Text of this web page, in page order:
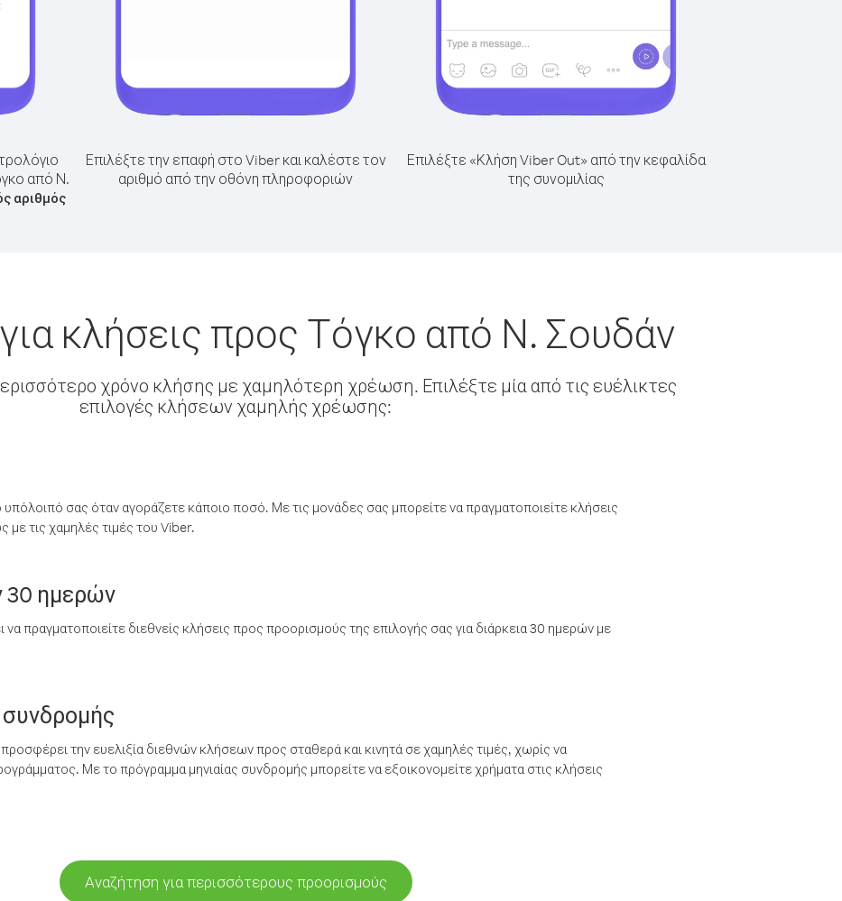
από Ν.
αριθμός
Επιλέξτε την επαφή στο Viber και καλέστε τον
αριθμό από την οθόνη πληροφοριών
Επιλέξτε «Κλήση Viber Out» από την κεφαλίδα
της συνομιλίας
κλήσεις προς Τόγκο από Ν. Σουδάν
χρόνο κλήσης με χαμηλότερη χρέωση. Επιλέξτε μία από τις ευέλικτες
επιλογές κλήσεων χαμηλής χρέωσης:
σας όταν αγοράζετε κάποιο ποσό. Με τις μονάδες σας μπορείτε να πραγματοποιείτε κλήσεις
τις χαμηλές τιμές του Viber.
30 ημερών
πραγματοποιείτε διεθνείς κλήσεις προς προορισμούς της επιλογής σας για διάρκεια 30 ημερών με
την ευελιξία διεθνών κλήσεων προς σταθερά και κινητά σε χαμηλές τιμές, χωρίς να
Με το πρόγραμμα μηνιαίας συνδρομής μπορείτε να εξοικονομείτε χρήματα στις κλήσεις
Αναζήτηση για περισσότερους προορισμούς